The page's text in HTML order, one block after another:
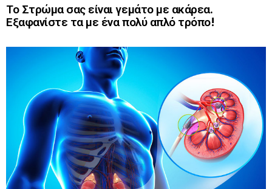
Το Στρώμα σας είναι γεμάτο με ακάρεα.
Εξαφανίστε τα με ένα πολύ απλό τρόπο!